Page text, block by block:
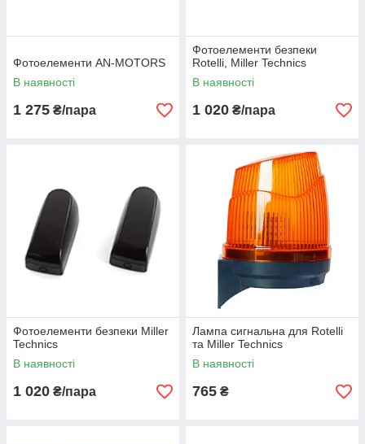
Фотоелементи AN-MOTORS
В наявності
1 275 ₴/пара
Фотоелементи безпеки
Rotelli, Miller Technics
В наявності
1 020 ₴/пара
Фотоелементи безпеки Miller
Technics
В наявності
1 020 ₴/пара
Лампа сигнальна для Rotelli
та Miller Technics
В наявності
765 ₴